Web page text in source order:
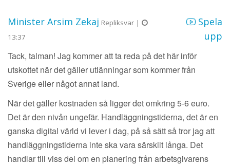
Minister Arsim Zekaj Repliksvar |
13:37
Spela
upp
Tack, talman! Jag kommer att ta reda på det här inför
utskottet när det gäller utlänningar som kommer från
Sverige eller något annat land.
När det gäller kostnaden så ligger det omkring 5-6 euro.
Det är den nivån ungefär. Handläggningstiderna, det är en
ganska digital värld vi lever i dag, på så sätt så tror jag att
handläggningstiderna inte ska vara särskilt långa. Det
handlar till viss del om en planering från arbetsgivarens